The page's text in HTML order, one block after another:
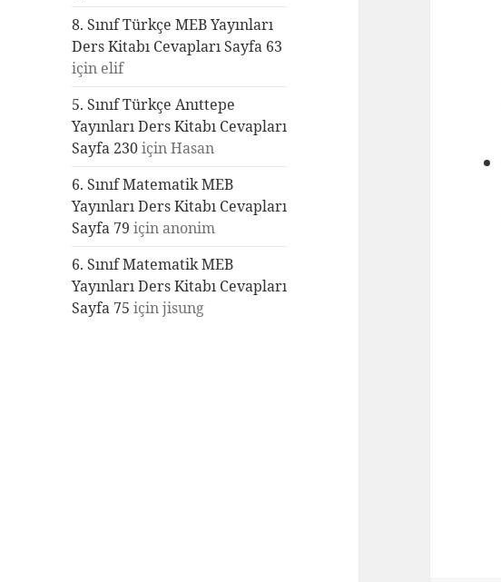
8. Sınıf Türkçe MEB Yayınları
Ders Kitabı Cevapları Sayfa 63
için elif
5. Sınıf Türkçe Anıttepe
Yayınları Ders Kitabı Cevapları
Sayfa 230içinHasan
6. Sınıf Matematik MEB
Yayınları Ders Kitabı Cevapları
Sayfa 79 için anonim
6. Sınıf Matematik MEB
Yayınları Ders Kitabı Cevapları
Sayfa 75 içinjisung